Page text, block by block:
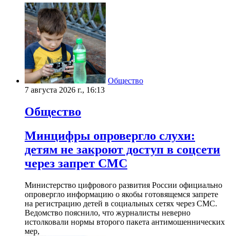
Общество
7 августа 2026 г., 16:13
Общество
Минцифры опровергло слухи:
детям не закроют доступ в соцсети
через запрет СМС
Министерство цифрового развития России официально
опровергло информацию о якобы готовящемся запрете
на регистрацию детей в социальных сетях через СМС.
Ведомство пояснило, что журналисты неверно
истолковали нормы второго пакета антимошеннических
мер,